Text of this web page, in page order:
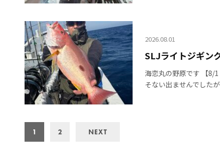
2026.08.01
SLJライトジギン
海恋丸の野原です 【8/
そない出ませんでした
1 2 NEXT